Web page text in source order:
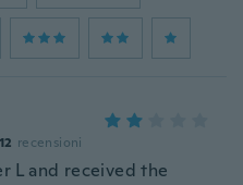
12 recensioni
L and received the